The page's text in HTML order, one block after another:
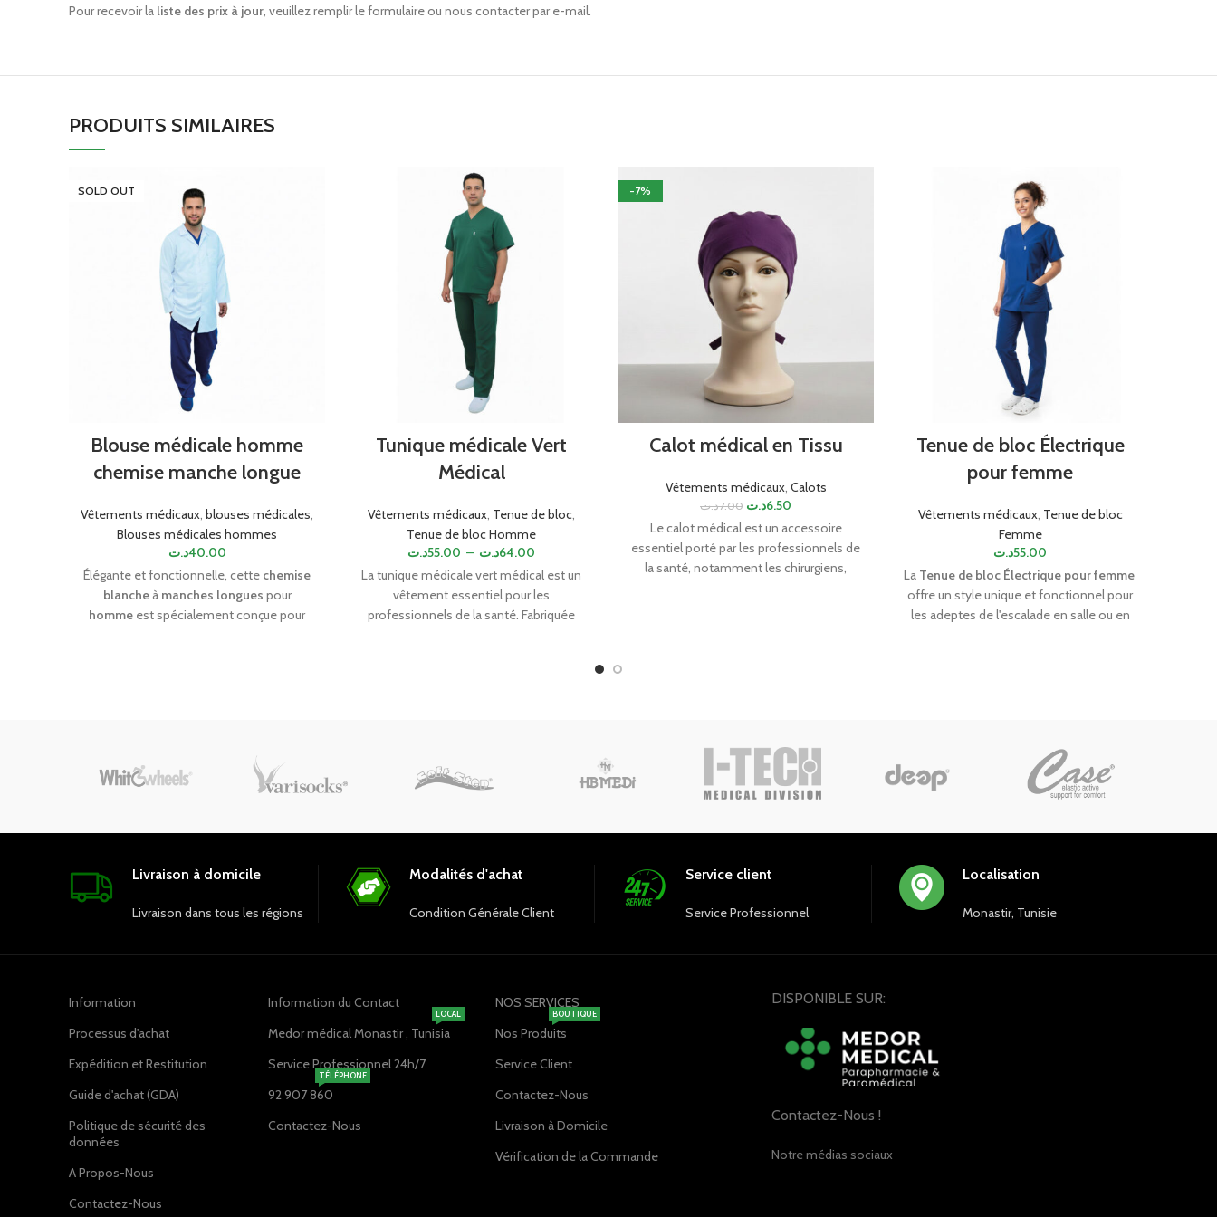
Pour recevoir la liste des prix à jour, veuillez remplir le formulaire ou nous contacter par e-mail.
PRODUITS SIMILAIRES
SOLD OUT
Blouse médicale homme
chemise manche longue
Vêtements médicaux, blouses médicales,
Blouses médicales hommes
40.00د.ت
Élégante et fonctionnelle, cette chemise
blancheà manches longues pour
homme est spécialement conçue pour
médical. Sa couleur blanche classique
apporte une touche de propreté et de
professionnalisme. Avec son design
portée avec confort tout au long de la
consultations, des interventions
médicales ou d'autres tâches, cette
blouse médicale allie style et praticité.
manches longues pour homme et
pratique médicale quotidienne.
Tunique médicale Vert
Médical
Vêtements médicaux, Tenue de bloc,
Tenue de bloc Homme
55.00د.ت – 64.00د.ت
La tunique médicale vert médical est un
vêtement essentiel pour les
professionnels de la santé. Fabriquée
-7%
Calot médical en Tissu
Vêtements médicaux, Calots
7.00د.ت 6.50د.ت
Le calot médical est un accessoire
essentiel porté par les professionnels de
la santé, notamment les chirurgiens,
Tenue de bloc Électrique
pour femme
Vêtements médicaux, Tenue de bloc
Femme
55.00د.ت
La Tenue de bloc Électrique pour femme
offre un style unique et fonctionnel pour
les adeptes de l'escalade en salle ou en
Obtenez une tenue qui reflète votre
personnalité tout en dominant les parois
avec confort et élégance. Escaladez avec
mesure.
Livraison à domicile
Livraison dans tous les régions
Modalités d'achat
Condition Générale Client
Service client
Service Professionnel
Localisation
Monastir, Tunisie
Information
Processus d'achat
Expédition et Restitution
Guide d'achat (GDA)
Politique de sécurité des
données
A Propos-Nous
Contactez-Nous
Information du Contact
Medor médical Monastir , Tunisia
LOCAL
Service Professionnel 24h/7
92 907 860
TÉLÉPHONE
Contactez-Nous
NOS SERVICES
Nos Produits
BOUTIQUE
Service Client
Contactez-Nous
Livraison à Domicile
Vérification de la Commande
DISPONIBLE SUR:
Contactez-Nous !
Notre médias sociaux